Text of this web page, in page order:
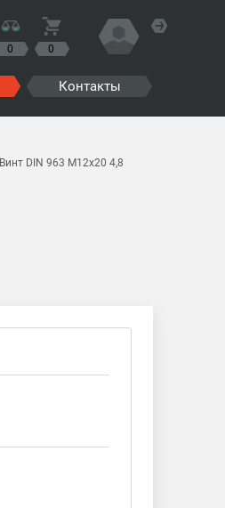
0 0
Контакты
Винт DIN 963 M12x20 4,8